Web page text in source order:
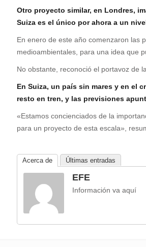
Otro proyecto similar, en Londres,
Suiza es el único por ahora a un
En enero de este año comenzaron las
medioambientales, para una idea que
No obstante, reconoció el portavoz de
En Suiza, un país sin mares y en el
resto en tren, y las previsiones
«Estamos concienciados de la
para un proyecto de esta escala»,
Acerca de Últimas entradas
EFE
Información va aquí